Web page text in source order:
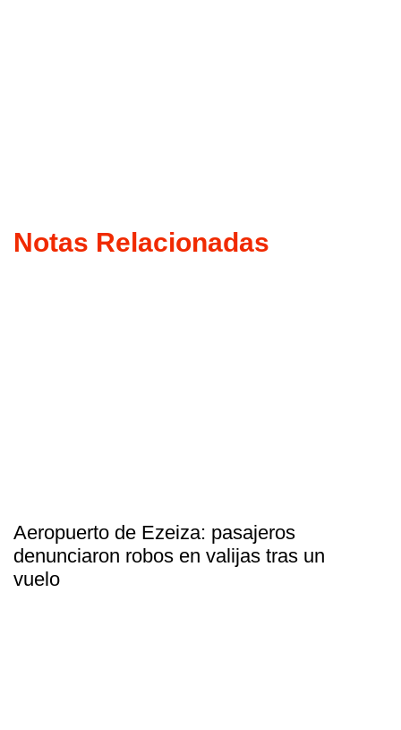
Notas Relacionadas
Aeropuerto de Ezeiza: pasajeros
denunciaron robos en valijas tras un
vuelo